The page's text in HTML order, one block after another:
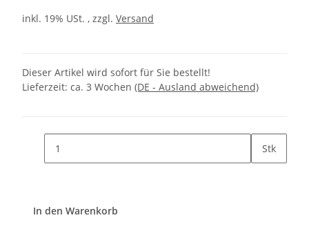
inkl. 19% USt. , zzgl. Versand
Dieser Artikel wird sofort für Sie bestellt!
Lieferzeit: ca. 3 Wochen (DE - Ausland abweichend)
Stk
In den Warenkorb